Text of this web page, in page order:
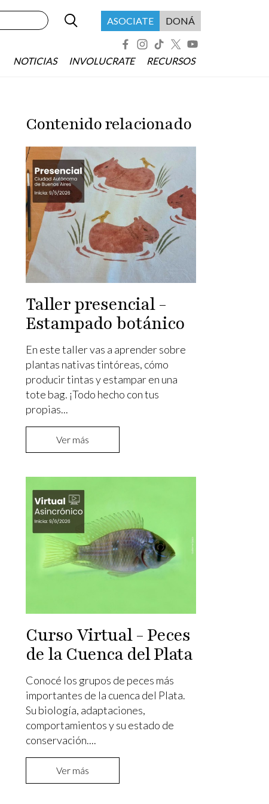
NOTICIAS INVOLUCRATE RECURSOS
Buscar Menú header asociate
ASOCIATE DONÁ
Contenido relacionado
Taller presencial -
Estampado botánico
En este taller vas a aprender sobre
plantas nativas tintóreas, cómo
producir tintas y estampar en una
tote bag. ¡Todo hecho con tus
propias...
Ver más
Curso Virtual - Peces
de la Cuenca del Plata
Conocé los grupos de peces más
importantes de la cuenca del Plata.
Su biología, adaptaciones,
comportamientos y su estado de
conservación....
Ver más